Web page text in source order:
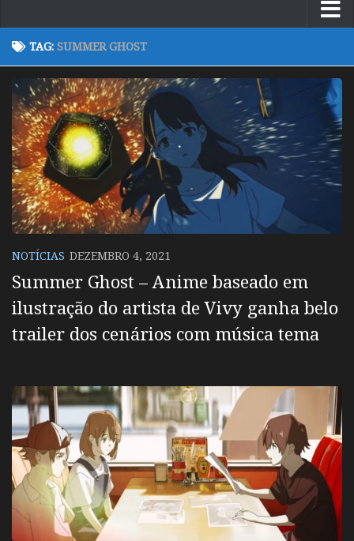
TAG: SUMMER GHOST
NOTÍCIAS DEZEMBRO 4, 2021
Summer Ghost – Anime baseado em
ilustração do artista de Vivy ganha belo
trailer dos cenários com música tema